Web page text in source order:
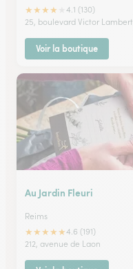
★★★★
4.1 (130)
25, boulevard Victor Lambert
Voir la boutique
Au Jardin Fleuri
Reims
★★★★★4.6 (191)
212, avenue de Laon